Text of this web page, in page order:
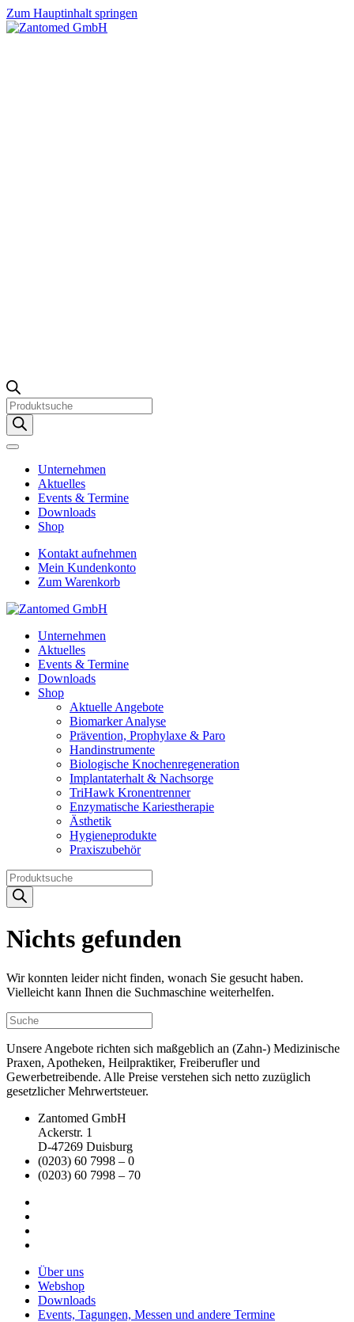
Zum Hauptinhalt springen
Products
search
Unternehmen
Aktuelles
Events & Termine
Downloads
Shop
Kontakt aufnehmen
Mein Kundenkonto
Zum Warenkorb
Unternehmen
Aktuelles
Events & Termine
Downloads
Shop
Aktuelle Angebote
Biomarker Analyse
Prävention, Prophylaxe & Paro
Handinstrumente
Biologische Knochenregeneration
Implantaterhalt & Nachsorge
TriHawk Kronentrenner
Enzymatische Kariestherapie
Ästhetik
Hygieneprodukte
Praxiszubehör
Products
search
Nichts gefunden
Wir konnten leider nicht finden, wonach Sie gesucht haben.
Vielleicht kann Ihnen die Suchmaschine weiterhelfen.
Unsere Angebote richten sich maßgeblich an (Zahn-) Medizinische
Praxen, Apotheken, Heilpraktiker, Freiberufler und
Gewerbetreibende. Alle Preise verstehen sich netto zuzüglich
gesetzlicher Mehrwertsteuer.
Zantomed GmbH
Ackerstr. 1
D-47269 Duisburg
(0203) 60 7998 – 0
(0203) 60 7998 – 70
Über uns
Webshop
Downloads
Events, Tagungen, Messen und andere Termine